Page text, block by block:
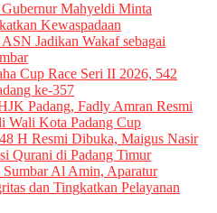
Mahyeldi Minta
Kewaspadaan
Jadikan Wakaf sebagai
Cup Race Seri II 2026, 542
ke-357
Padang, Fadly Amran Resmi
Wali Kota Padang Cup
H Resmi Dibuka, Maigus Nasir
Qurani di Padang Timur
Al Amin, Aparatur
dan Tingkatkan Pelayanan